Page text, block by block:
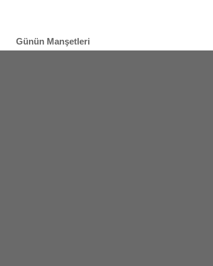
Günün Manşetleri